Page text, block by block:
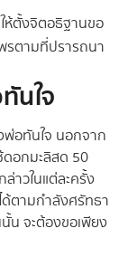
ห้ตั้งจิตอธิฐานขอ
รตามที่ปรารถนา
นใจ
อทันใจ นอกจาก
ดอกมะลิสด 50
าวในแต่ละครั้ง
ด้ตามกำลังศรัทธา
น จะต้องขอเพียง